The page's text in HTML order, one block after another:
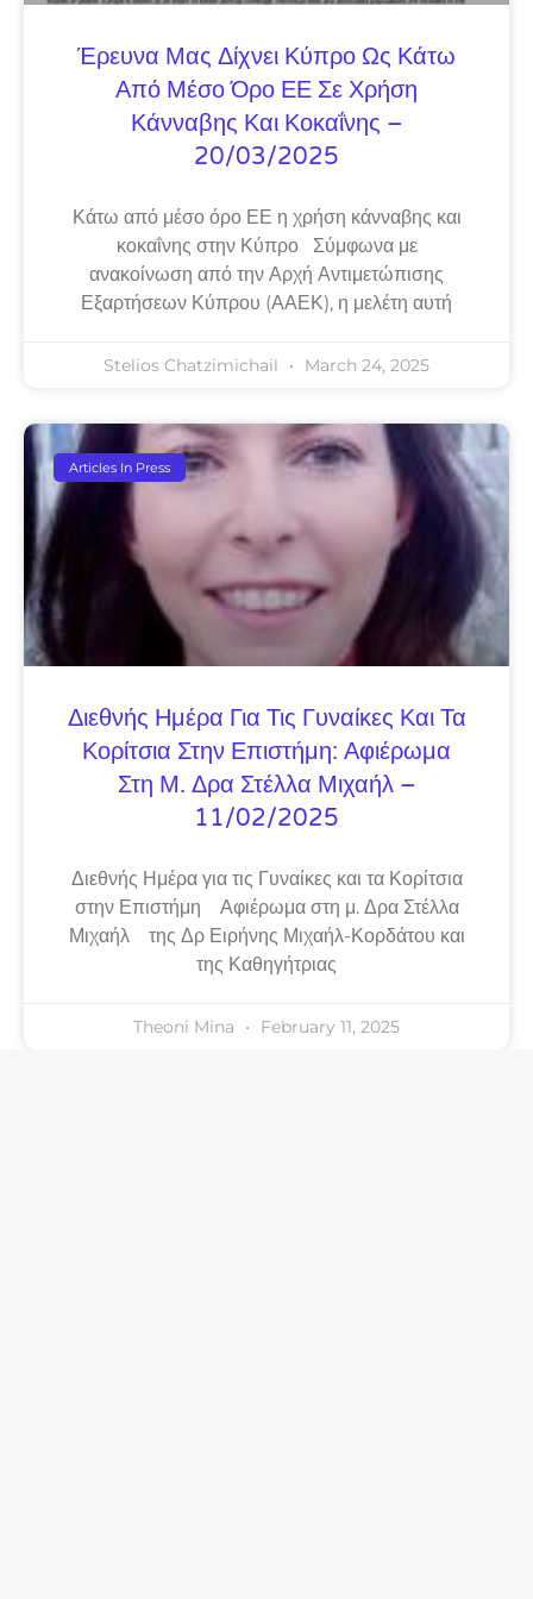
Έρευνα Μας Δίχνει Κύπρο Ως Κάτω
Από Μέσο Όρο ΕΕ Σε Χρήση
Κάνναβης Και Κοκαΐνης –
20/03/2025
Κάτω από μέσο όρο ΕΕ η χρήση κάνναβης και
κοκαΐνης στην Κύπρο Σύμφωνα με
ανακοίνωση από την Αρχή Αντιμετώπισης
Εξαρτήσεων Κύπρου (ΑΑΕΚ), η μελέτη αυτή
Stelios Chatzimichail March 24, 2025
Articles In Press
Διεθνής Ημέρα Για Τις Γυναίκες Και Τα
Κορίτσια Στην Επιστήμη: Αφιέρωμα
Στη Μ. Δρα Στέλλα Μιχαήλ –
11/02/2025
Διεθνής Ημέρα για τις Γυναίκες και τα Κορίτσια
στην Επιστήμη Αφιέρωμα στη μ. Δρα Στέλλα
Μιχαήλ της Δρ Ειρήνης Μιχαήλ-Κορδάτου και
της Καθηγήτριας
Theoni Mina February 11, 2025